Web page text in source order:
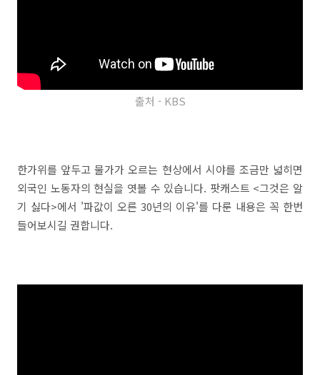
출처 - KBS
한가위를 앞두고 물가가 오르는 현상에서 시야를 조금만 넓히면
외국인 노동자의 현실을 엿볼 수 있습니다. 팟캐스트 <그것은 알
기 싫다>에서 '파값이 오른 30년의 이유'를 다룬 내용은 꼭 한번
들어보시길 권합니다.